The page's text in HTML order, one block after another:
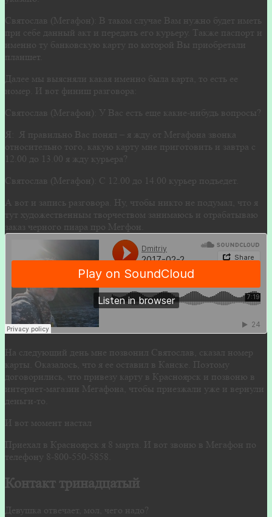
Святослав (Мегафон): В таком случае Вам нужно будет иметь
при себе данный акт и передать его курьеру. Также паспорт и
именно ту банковскую карту по которой Вы приобретали
планшет.
Далее мы выясняли какая именно была карта, то есть ее
номер. И вот финиш разговора:
Святослав (Мегафон): У Вас есть еще какие-нибудь вопросы?
Я: Я правильно Вас понял – я жду от Мегафона звонка
относительно того, какую карту мне приготовить и завтра с
12.00 до 13.00 я жду курьера?
Святослав (Мегафон): С 12.00 до 14.00 курьер подъедет.
А вот и запись разговора. Ну, чтобы никто не подумал, что я
тут художественным творчеством занимаюсь и отрабатываю
заказ черного пиара про Мегфон.
На следующий день мне позвонил Святослав, сказал номер
карты. Оказалось, что я ее оставил в Канске. Поэтому
договорились, что привезу карту в Красноярск и позвоню в
интернет-магазин Мегафона, чтобы приезжали уже и вернули
деньги-то.
И вот момент настал
Приехал в Красноярск я 8 марта. И вот звоню в Мегафон по
телефону 8-800-550-5858.
Контакт тринадцатый
Девушка отвечает, мол, чего надо?